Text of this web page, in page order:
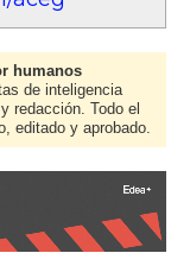
humanos
de inteligencia
redacción. Todo el
editado y aprobado.